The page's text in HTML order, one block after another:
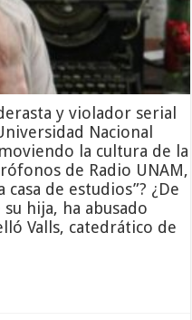
y violador serial
Nacional
la cultura de la
de Radio UNAM,
de estudios”? ¿De
hija, ha abusado
Valls, catedrático de